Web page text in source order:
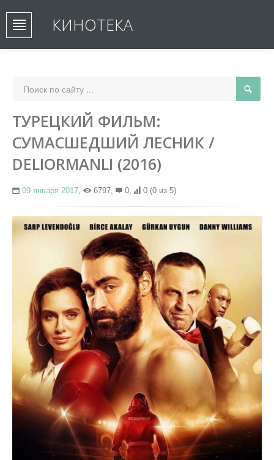
КИНОТЕКА
ТУРЕЦКИЙ ФИЛЬМ:
СУМАСШЕДШИЙ ЛЕСНИК /
DELIORMANLI (2016)
09 января 2017, 6797, 0, 0 (0 из 5)